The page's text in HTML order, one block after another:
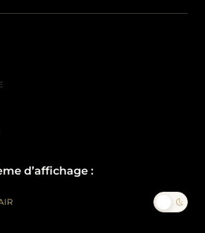
d’affichage :